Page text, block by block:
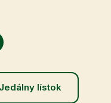
Jedálny lístok